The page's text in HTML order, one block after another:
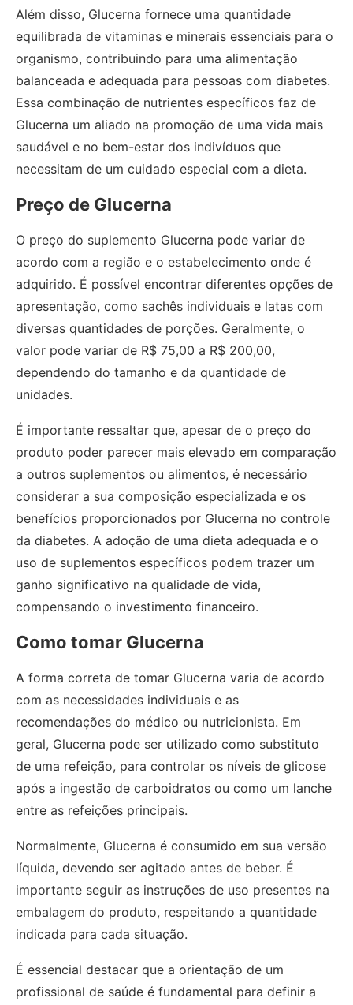
Além disso, Glucerna fornece uma quantidade
equilibrada de vitaminas e minerais essenciais para o
organismo, contribuindo para uma alimentação
balanceada e adequada para pessoas com diabetes.
Essa combinação de nutrientes específicos faz de
Glucerna um aliado na promoção de uma vida mais
saudável e no bem-estar dos indivíduos que
necessitam de um cuidado especial com a dieta.
Preço de Glucerna
O preço do suplemento Glucerna pode variar de
acordo com a região e o estabelecimento onde é
adquirido. É possível encontrar diferentes opções de
apresentação, como sachês individuais e latas com
diversas quantidades de porções. Geralmente, o
valor pode variar de R$ 75,00 a R$ 200,00,
dependendo do tamanho e da quantidade de
unidades.
É importante ressaltar que, apesar de o preço do
produto poder parecer mais elevado em comparação
a outros suplementos ou alimentos, é necessário
considerar a sua composição especializada e os
benefícios proporcionados por Glucerna no controle
da diabetes. A adoção de uma dieta adequada e o
uso de suplementos específicos podem trazer um
ganho significativo na qualidade de vida,
compensando o investimento financeiro.
Como tomar Glucerna
A forma correta de tomar Glucerna varia de acordo
com as necessidades individuais e as
recomendações do médico ou nutricionista. Em
geral, Glucerna pode ser utilizado como substituto
de uma refeição, para controlar os níveis de glicose
após a ingestão de carboidratos ou como um lanche
entre as refeições principais.
Normalmente, Glucerna é consumido em sua versão
líquida, devendo ser agitado antes de beber. É
importante seguir as instruções de uso presentes na
embalagem do produto, respeitando a quantidade
indicada para cada situação.
É essencial destacar que a orientação de um
profissional de saúde é fundamental para definir a